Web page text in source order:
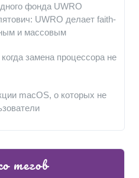
фонда UWRO
UWRO делает faith-
и массовым
замена процессора не
macOS, о которых не
тегов